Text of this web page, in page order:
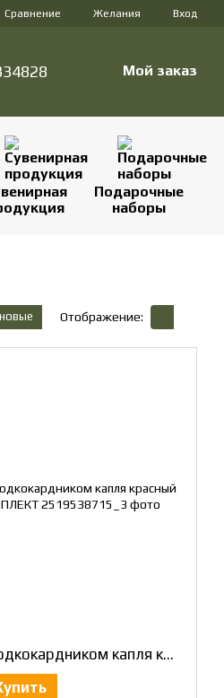
Сравнение Желания Вход
Мой заказ
Подарочные
наборы
Отображение:
Берет ВСП с подкокардником капля красный ПОЛНЫЙ КОМПЛЕКТ